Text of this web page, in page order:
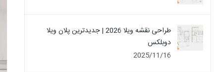
طراحی نقشه ویلا 2026 | جدیدترین پلان ویلا
دوبلکس
2025/11/16